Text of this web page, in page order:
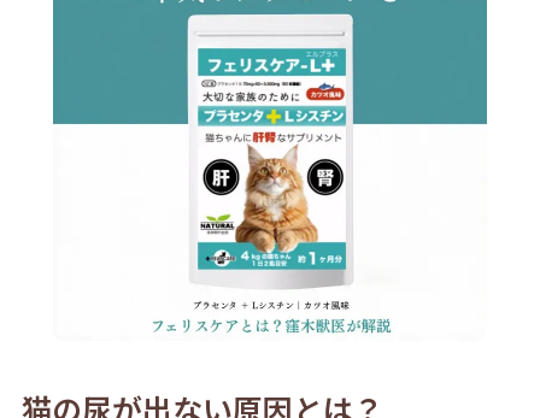
猫の尿が出ない原因とは？